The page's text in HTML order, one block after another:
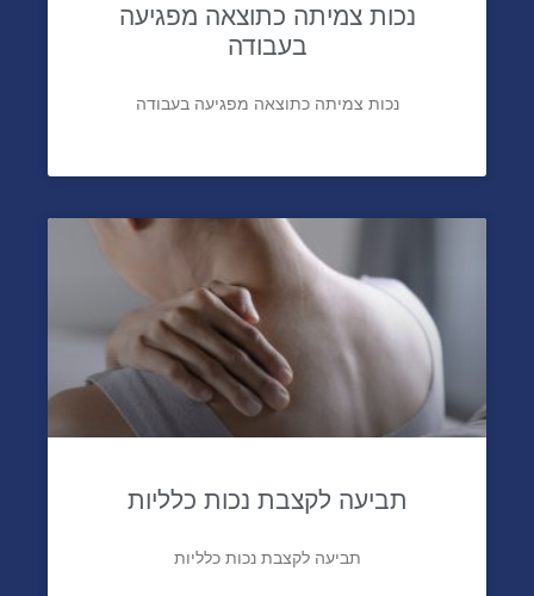
נכות צמיתה כתוצאה מפגיעה
בעבודה
נכות צמיתה כתוצאה מפגיעה בעבודה
תביעה לקצבת נכות כלליות
תביעה לקצבת נכות כלליות